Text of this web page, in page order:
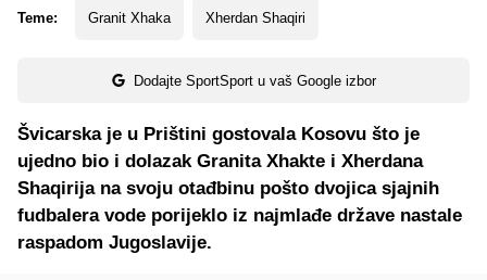
Teme: Granit Xhaka Xherdan Shaqiri
Dodajte SportSport u vaš Google izbor
Švicarska je u Prištini gostovala Kosovu što je
ujedno bio i dolazak Granita Xhakte i Xherdana
Shaqirija na svoju otađbinu pošto dvojica sjajnih
fudbalera vode porijeklo iz najmlađe države nastale
raspadom Jugoslavije.